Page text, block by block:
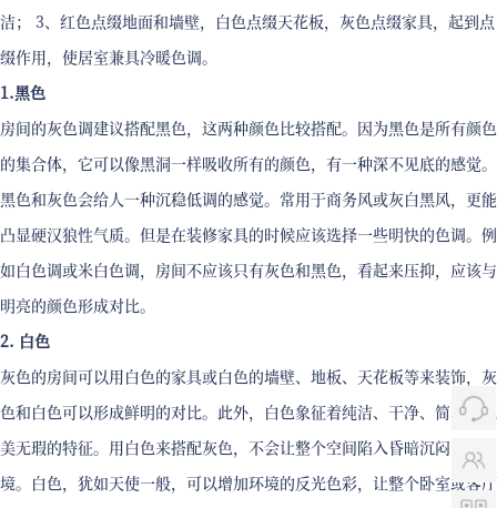
洁； 3、红色点缀地面和墙壁，白色点缀天花板，灰色点缀家具，起到点
缀作用，使居室兼具冷暖色调。
1.黑色
房间的灰色调建议搭配黑色，这两种颜色比较搭配。因为黑色是所有颜色
的集合体，它可以像黑洞一样吸收所有的颜色，有一种深不见底的感觉。
黑色和灰色会给人一种沉稳低调的感觉。常用于商务风或灰白黑风，更能
凸显硬汉狼性气质。但是在装修家具的时候应该选择一些明快的色调。例
如白色调或米白色调，房间不应该只有灰色和黑色，看起来压抑，应该与
明亮的颜色形成对比。
2. 白色
灰色的房间可以用白色的家具或白色的墙壁、地板、天花板等来装饰，灰
色和白色可以形成鲜明的对比。此外，白色象征着纯洁、干净、简单和完
美无瑕的特征。用白色来搭配灰色，不会让整个空间陷入昏暗沉闷的环
境。白色，犹如天使一般，可以增加环境的反光色彩，让整个卧室或客厅